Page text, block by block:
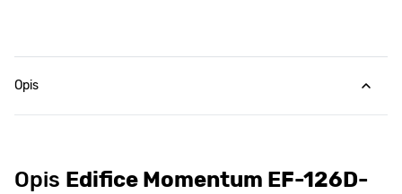
Opis
Opis Edifice Momentum EF-126D-